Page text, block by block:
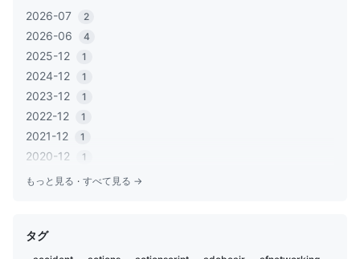
2026-07
2
2026-06 4
2025-12 1
2024-12 1
2023-12 1
2022-12 1
2021-12 1
2020-12 1
2020-06 1
2019-11
2019-02
もっと見る · すべて見る →
タグ